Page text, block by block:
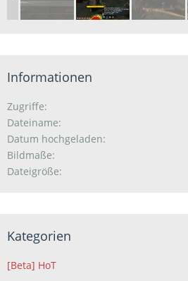
Informationen
Zugriffe
Dateiname
Datum hochgeladen
Bildmaße
Dateigröße
Kategorien
[Beta] HoT